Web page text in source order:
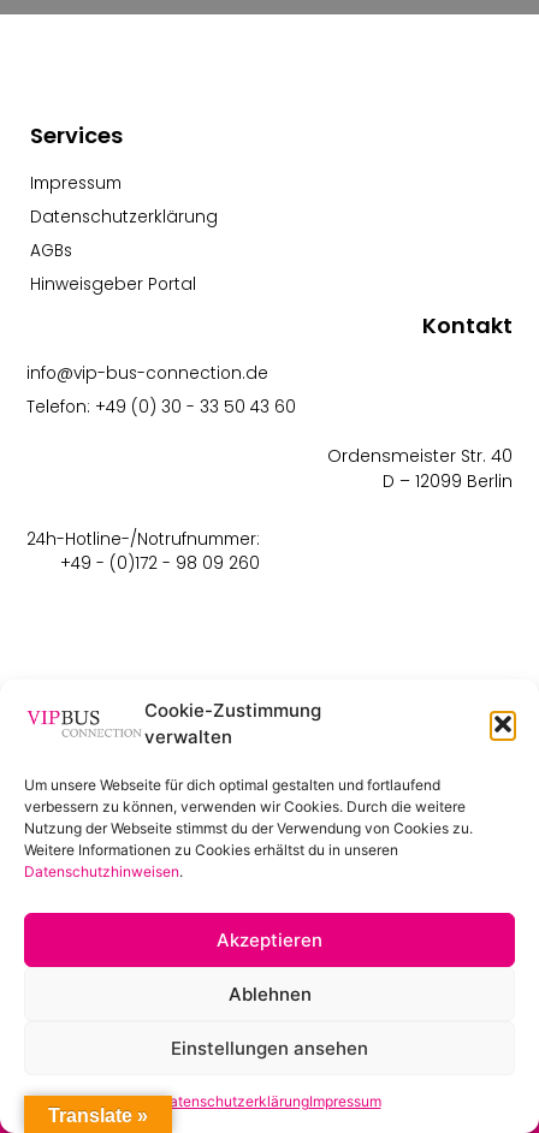
Cookie-Zustimmung
verwalten
Um unsere Webseite für dich optimal gestalten und fortlaufend
verbessern zu können, verwenden wir Cookies. Durch die weitere
Nutzung der Webseite stimmst du der Verwendung von Cookies zu.
Weitere Informationen zu Cookies erhältst du in unseren
Datenschutzhinweisen.
Akzeptieren
Ablehnen
Einstellungen ansehen
DatenschutzerklärungImpressum
Kontakt
info@vip-bus-connection.de
Telefon: +49 (0) 30 - 33 50 43 60
Ordensmeister Str. 40
D – 12099 Berlin
24h-Hotline-/Notrufnummer:
+49 - (0)172 - 98 09 260
Services
Impressum
Datenschutzerklärung
AGBs
Hinweisgeber Portal
© TAcKTISCH werben GmbH
Translate »